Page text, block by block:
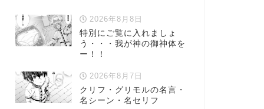
2026年8月8日
特別にご覧に入れましょ
う・・・我が神の御神体を
ー！！
2026年8月7日
クリフ・グリモルの名言・
名シーン・名セリフ